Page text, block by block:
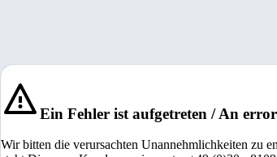
Ein Fehler ist aufgetreten / An
Wir bitten die verursachten Unannehmlichkeiten zu